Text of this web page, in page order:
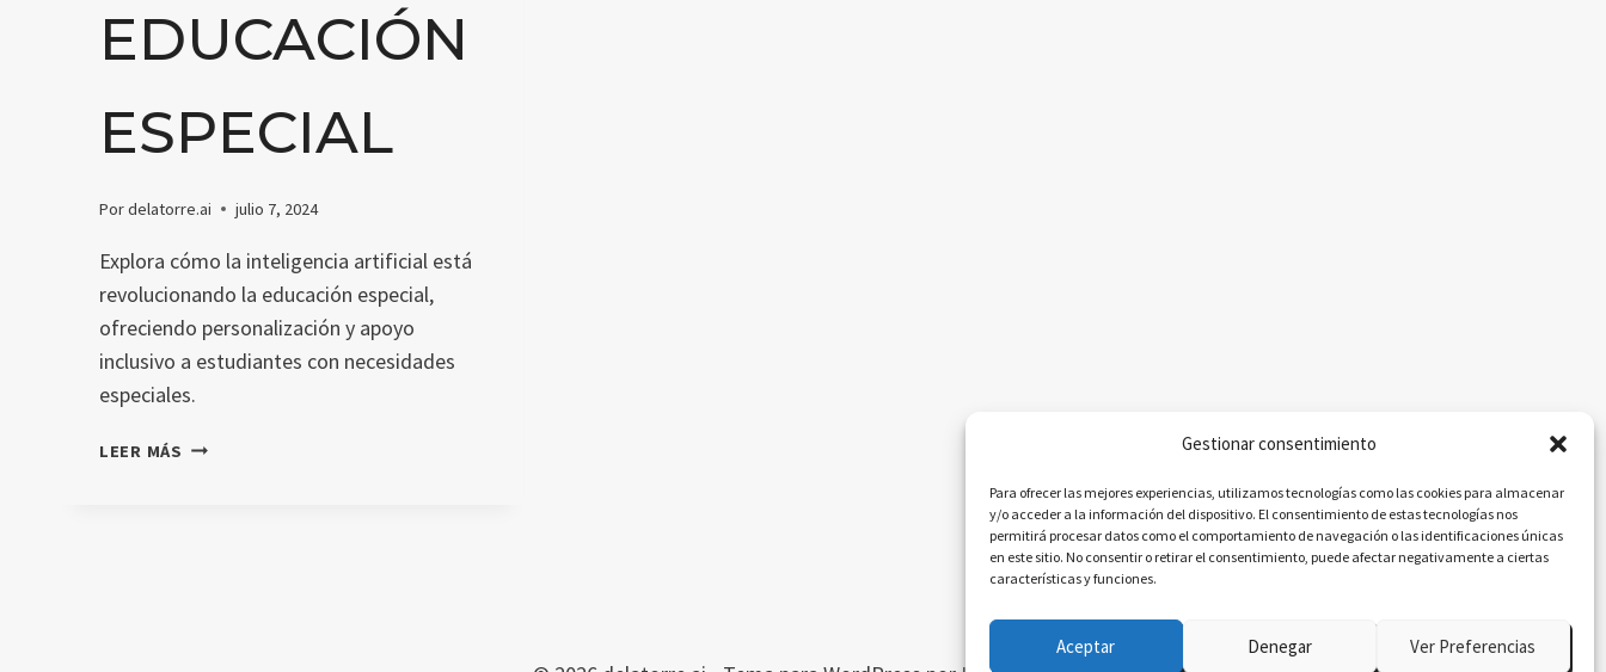
Gestionar consentimiento
Para ofrecer las mejores experiencias, utilizamos tecnologías como las cookies para almacenar
y/o acceder a la información del dispositivo. El consentimiento de estas tecnologías nos
permitirá procesar datos como el comportamiento de navegación o las identificaciones únicas
en este sitio. No consentir o retirar el consentimiento, puede afectar negativamente a ciertas
características y funciones.
Aceptar Denegar Ver Preferencias
EDUCACIÓN
ESPECIAL
Pordelatorre.ai julio 7, 2024
Explora cómo la inteligencia artificial está
revolucionando la educación especial,
ofreciendo personalización y apoyo
inclusivo a estudiantes con necesidades
especiales.
LEER MÁS EXPLORANDO